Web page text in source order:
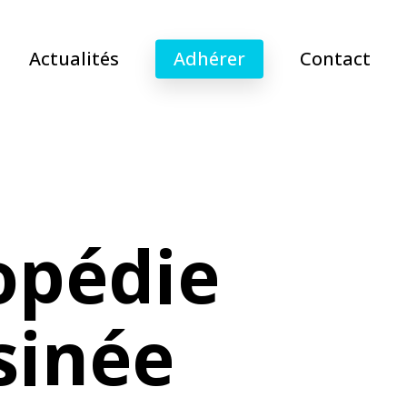
Actualités Adhérer Contact